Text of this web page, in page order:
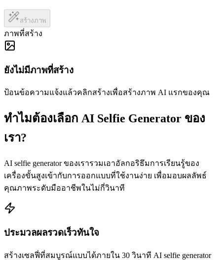
สร้างภาพ
ภาพที่สร้าง
ยังไม่มีภาพที่สร้าง
ป้อนข้อความแจ้งแล้วคลิกสร้างเพื่อสร้างภาพ AI แรกของคุณ
ทำไมต้องเลือก AI Selfie Generator ของ
เรา?
AI selfie generator ของเรารวมเอาอัลกอริธึมการเรียนรู้ของ
เครื่องขั้นสูงเข้ากับการออกแบบที่ใช้งานง่าย เพื่อมอบผลลัพธ์
คุณภาพระดับมืออาชีพในไม่กี่วินาที
ประมวลผลรวดเร็วทันใจ
สร้างเซลฟี่ที่สมบูรณ์แบบได้ภายใน 30 วินาที AI selfie generator